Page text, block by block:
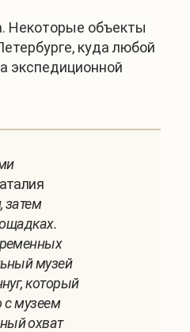
Некоторые объекты
куда любой
экспедиционной
затем
музей
который
с музеем
охват